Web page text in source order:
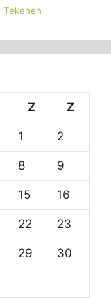
Tekenen
Z Z
1 2
8 9
15 16
22 23
29 30